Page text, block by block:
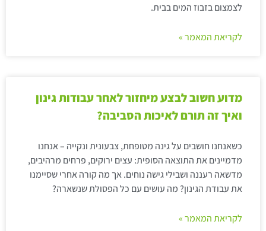
לצמצום בזבוז המים בבית.
לקריאת המאמר »
מדוע חשוב לבצע מיחזור לאחר עבודות גינון
ואיך זה תורם לאיכות הסביבה?
כשאנחנו חושבים על גינה מטופחת, צבעונית ונקייה – אנחנו
מדמיינים את התוצאה הסופית: עצים ירוקים, פרחים מרהיבים,
מדשאה רעננה ושבילי גישה נוחים. אך מה קורה אחרי שסיימנו
את עבודת הגינון? מה עושים עם כל הפסולת שנשארה?
לקריאת המאמר »